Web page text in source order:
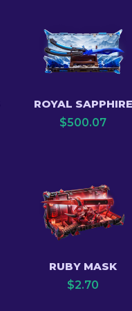
ROYAL SAPPHIRE
$500.07
RUBY MASK
$2.70